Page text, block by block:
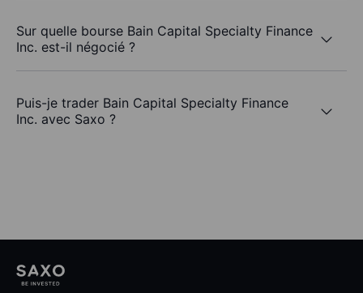
Sur quelle bourse Bain Capital Specialty Finance
Inc. est-il négocié ?
Puis-je trader Bain Capital Specialty Finance
Inc. avec Saxo ?